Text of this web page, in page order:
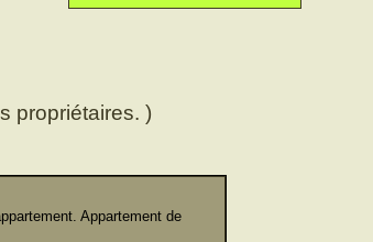
propriétaires. )
Appartement de